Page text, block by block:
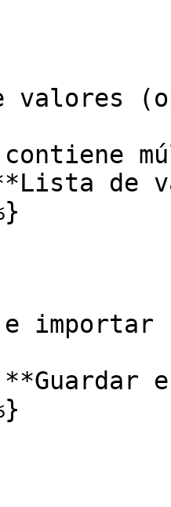
valores
contiene
de
e importar